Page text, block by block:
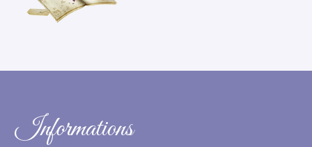
Informations